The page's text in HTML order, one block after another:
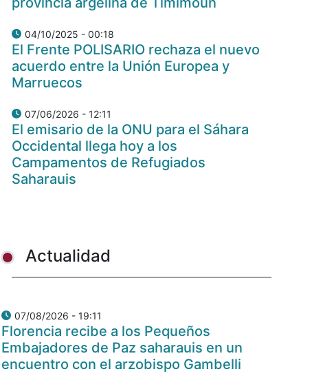
04/10/2025 - 00:18
El Frente POLISARIO rechaza el nuevo
acuerdo entre la Unión Europea y
Marruecos
07/06/2026 - 12:11
El emisario de la ONU para el Sáhara
Occidental llega hoy a los
Campamentos de Refugiados
Saharauis
Actualidad
07/08/2026 - 19:11
Florencia recibe a los Pequeños
Embajadores de Paz saharauis en un
encuentro con el arzobispo Gambelli